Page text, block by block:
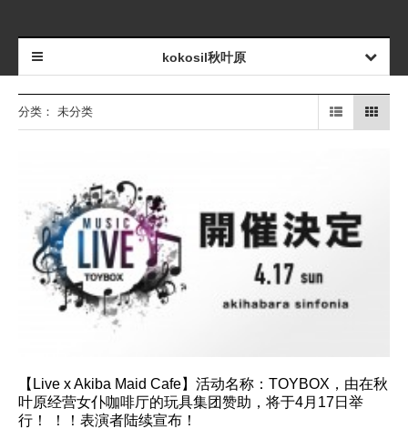
kokosil秋叶原
分类： 未分类
【Live x Akiba Maid Cafe】活动名称：TOYBOX，由在秋
叶原经营女仆咖啡厅的玩具集团赞助，将于4月17日举
行！ ！！表演者陆续宣布！